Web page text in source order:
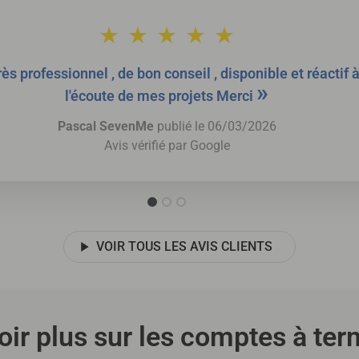
professionnel , de bon conseil , disponible et réactif à
l'écoute de mes projets Merci »
Pascal SevenMe publié le 06/03/2026
Avis vérifié par Google
VOIR TOUS LES AVIS CLIENTS
plus sur les comptes à